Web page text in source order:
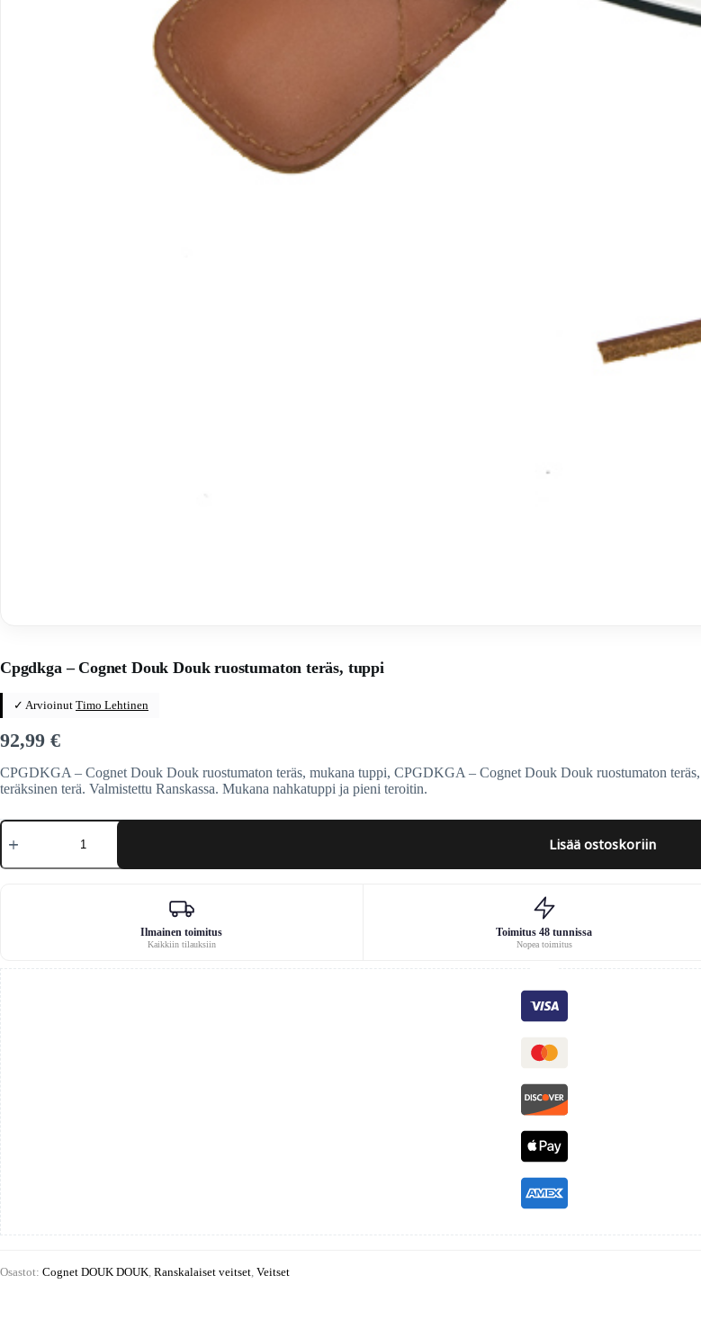
Cpgdkga – Cognet Douk Douk ruostumaton teräs, tuppi
✓ Arvioinut Timo Lehtinen
92,99 €
CPGDKGA – Cognet Douk Douk ruostumaton teräs, mukana tuppi, CPGDKGA – Cognet Douk Douk ruostumaton
teräksinen terä. Valmistettu Ranskassa. Mukana nahkatuppi ja pieni teroitin.
Cpgdkga
Douk
Lisää ostoskoriin
Ilmainen toimitus
Kaikkiin tilauksiin
Toimitus 48 tunnissa
Nopea toimitus
Osastot: Cognet DOUK DOUK Ranskalaiset veitset Veitset